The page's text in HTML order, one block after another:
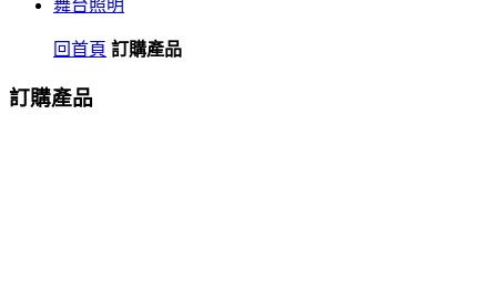
舞台照明
回首頁 訂購產品
訂購產品